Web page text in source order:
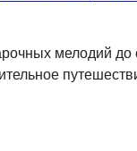
мелодий до